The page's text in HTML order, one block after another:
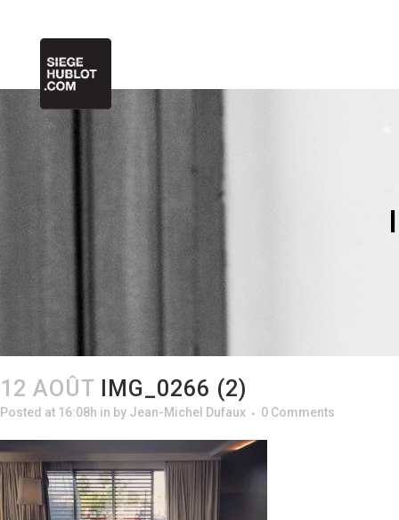
12 AOÛT IMG_0266 (2)
Posted at 16:08h in by Jean-Michel Dufaux 0 Comments